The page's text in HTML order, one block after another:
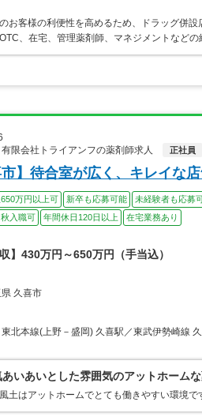
お客様の利便性を高めるため、ドラッグ併
、在宅、管理薬剤師、マネジメントなど
会社トライアンフの薬剤師求人
正社員
市】待合室が広く、キレイな店
万円以上可 新卒も応募可能 未経験者も応募
入職可
年間休日120日以上 在宅業務あり
収】430万円～650万円（手当込）
久喜市
東北本線(上野－盛岡) 久喜駅／東武伊勢崎線
いあいとした雰囲気のアットホーム
土はアットホームでとても働きやすい環境で